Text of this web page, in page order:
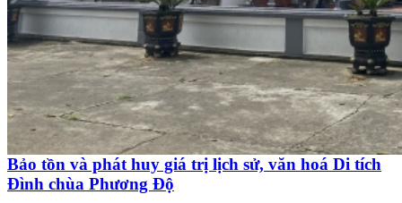
Bảo tồn và phát huy giá trị lịch sử, văn hoá Di tích
Đình chùa Phương Độ